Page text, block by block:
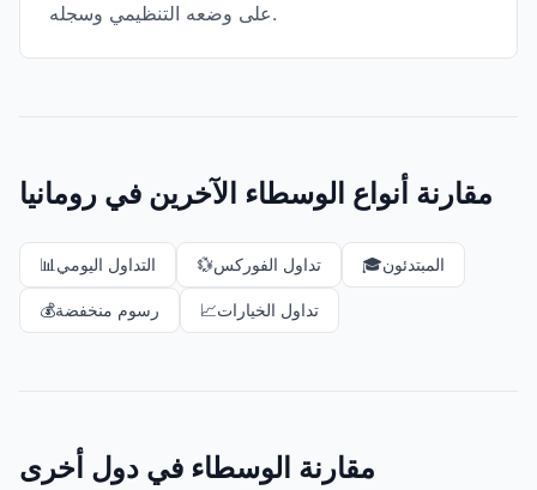
على وضعه التنظيمي وسجله.
مقارنة أنواع الوسطاء الآخرين في رومانيا
📊 التداول اليومي 💱تداول الفوركس 🎓المبتدئون
💰رسوم منخفضة 📈تداول الخيارات
مقارنة الوسطاء في دول أخرى